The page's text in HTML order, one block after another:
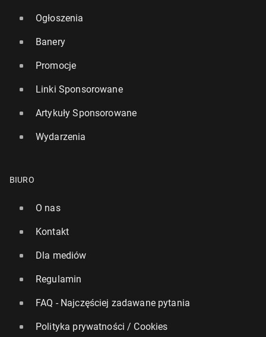
Ogłoszenia
Banery
Promocje
Linki Sponsorowane
Artykuły Sponsorowane
Wydarzenia
BIURO
O nas
Kontakt
Dla mediów
Regulamin
FAQ - Najczęściej zadawane pytania
Polityka prywatności / Cookies